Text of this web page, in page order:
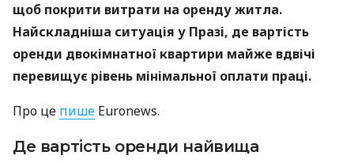
щоб покрити витрати на оренду житла.
Найскладніша ситуація у Празі, де вартість
оренди двокімнатної квартири майже вдвічі
перевищує рівень мінімальної оплати праці.
Про це пише Euronews.
Де вартість оренди найвища